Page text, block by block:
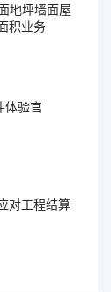
地坪墙面屋
积业务
体验官
对工程结算